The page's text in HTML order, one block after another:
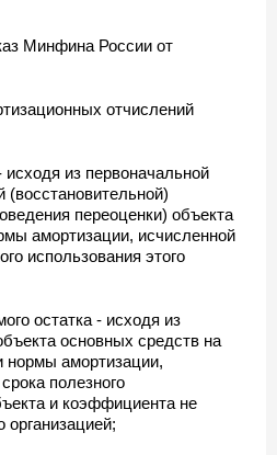
Минфина России от
отчислений
из первоначальной
(восстановительной)
переоценки) объекта
амортизации, исчисленной
использования этого
остатка - исходя из
основных средств на
нормы амортизации,
полезного
и коэффициента не
организацией;